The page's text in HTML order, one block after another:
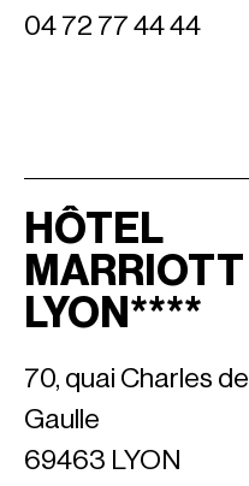
04 72 77 44 44
HÔTEL
MARRIOTT
LYON****
70, quai Charles de
Gaulle
69463 LYON